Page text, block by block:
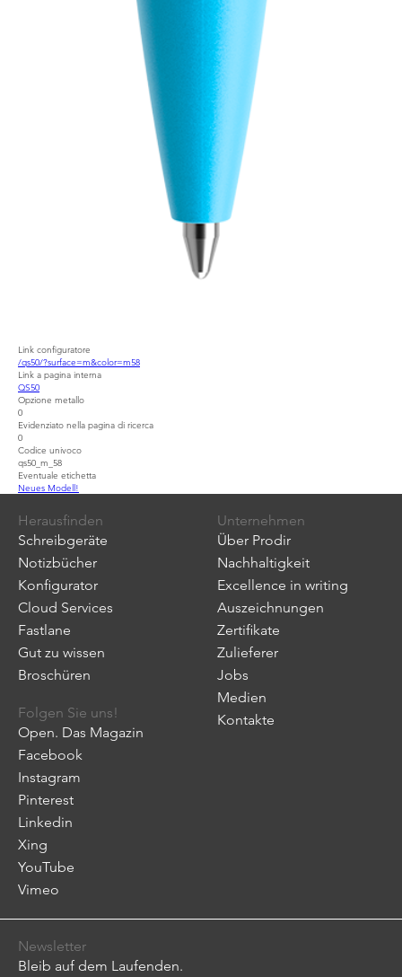
Link configuratore
/qs50/?surface=m&color=m58
Link a pagina interna
QS50
Opzione metallo
0
Evidenziato nella pagina di ricerca
0
Codice univoco
qs50_m_58
Eventuale etichetta
Neues Modell!
Herausfinden
Schreibgeräte
Notizbücher
Konfigurator
Cloud Services
Fastlane
Gut zu wissen
Broschüren
Unternehmen
Über Prodir
Nachhaltigkeit
Excellence in writing
Auszeichnungen
Zertifikate
Zulieferer
Jobs
Medien
Kontakte
Folgen Sie uns!
Open. Das Magazin
Facebook
Instagram
Pinterest
Linkedin
Xing
YouTube
Vimeo
Newsletter
Bleib auf dem Laufenden.